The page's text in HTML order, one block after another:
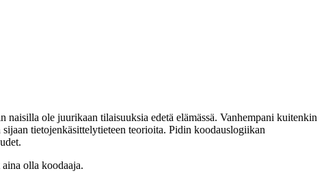
ole juurikaan tilaisuuksia edetä elämässä. Vanhempani kuitenkin
tietojenkäsittelytieteen teorioita. Pidin koodauslogiikan
olla koodaaja.